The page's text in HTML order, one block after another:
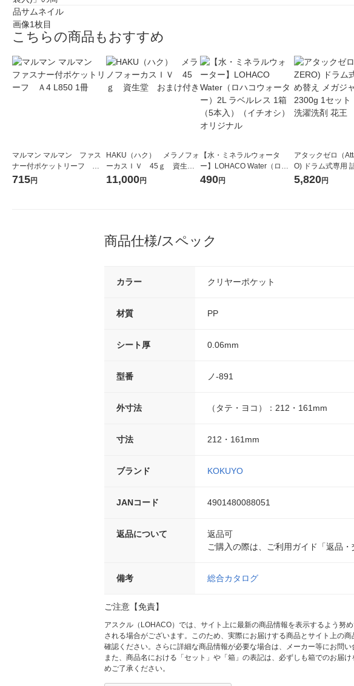
こちらの商品もおすすめ
マルマン マルマン ファス
ナー付ポケットリーフ Ａ4
L850 1冊
715円
HAKU（ハク） メラノフォ
ーカスＩＶ 45ｇ 資生
堂 おまけ付き
11,000円
【水・ミネラルウォータ
ー】LOHACO Water（ロハ
コウォーター）2L ラベルレ
490円
アタックゼロ（
O) ドラム式専用
ガジャンボ 2300g
5,820円
商品仕様/スペック
カラー クリヤーポケット
材質 PP
シート厚 0.06mm
型番 ノ-891
外寸法 （タテ・ヨコ）：212・161mm
寸法 212・161mm
ブランド KOKUYO
JANコード 4901480088051
返品について
返品可
ご購入の際は、ご利用ガイド「返品
備考 総合カタログ
ご注意【免責】
アスクル（LOHACO）では、サイト上に最新の商品情報を表示するよう努
される場合がございます。このため、実際にお届けする商品とサイト上の
確認ください。さらに詳細な商品情報が必要な場合は、メーカー等にお問い
また、商品名における「セット」や「箱」の表記は、必ずしも箱でのお届
めご了承ください。